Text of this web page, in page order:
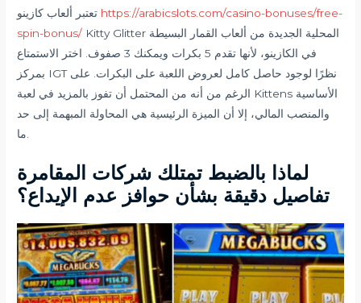
https://arabicslots.com/casino-bonuses/free-
spin-bonus/ Kitty Glitter المحلية الجديدة من ألعاب القمار البسيطة
في الكازينو، لأنها تقدم 5 بكرات ويمكنك 3 صفوف. اختر الاستمتاع
بمركز IGT نظرًا لوجود حاصل كامل لعروض اللعبة على البكرات. على
الرغم من أنه من المحتمل أن تفوز بالمزيد في لعبة Kittens الأساسية
والمنصب المالي، إلا أن الميزة الرئيسية هي المحاولة المبهمة إلى حد
لماذا بالضبط تمتلك شركات المقامرة
تفاصيل دقيقة بشأن حوافز عدم الإيداع؟